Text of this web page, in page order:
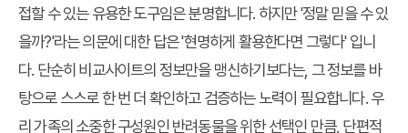
접할 수 있는 유용한 도구임은 분명합니다. 하지만 '정말 믿을 수 있
을까?'라는 의문에 대한 답은 '현명하게 활용한다면 그렇다' 입니
다. 단순히 비교사이트의 정보만을 맹신하기보다는, 그 정보를 바
탕으로 스스로 한 번 더 확인하고 검증하는 노력이 필요합니다. 우
리 가족의 소중한 구성원인 반려동물을 위한 선택인 만큼, 단편적